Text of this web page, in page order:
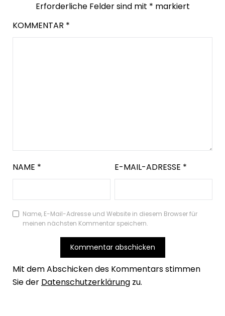
Erforderliche Felder sind mit * markiert
KOMMENTAR *
NAME * E-MAIL-ADRESSE *
Name, E-Mail-Adresse und Website in diesem Browser für
meinen nächsten Kommentar speichern.
Mit dem Abschicken des Kommentars stimmen
Sie der Datenschutzerklärung zu.